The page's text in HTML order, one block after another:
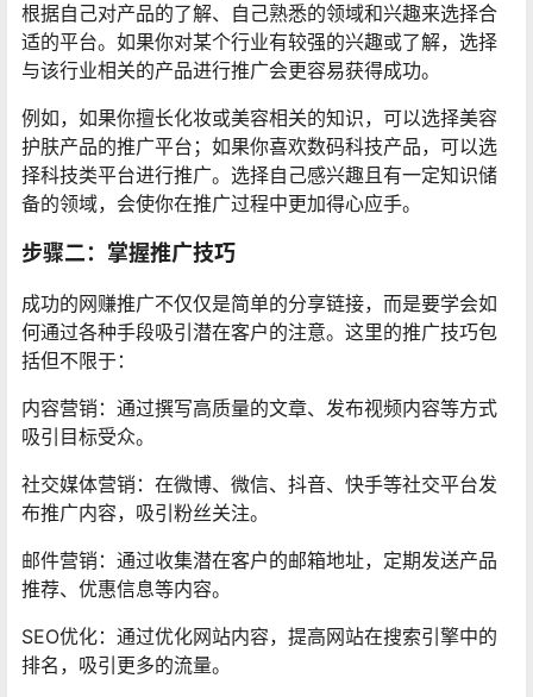
根据自己对产品的了解、自己熟悉的领域和兴趣来选择合
适的平台。如果你对某个行业有较强的兴趣或了解，选择
与该行业相关的产品进行推广会更容易获得成功。
例如，如果你擅长化妆或美容相关的知识，可以选择美容
护肤产品的推广平台；如果你喜欢数码科技产品，可以选
择科技类平台进行推广。选择自己感兴趣且有一定知识储
备的领域，会使你在推广过程中更加得心应手。
步骤二：掌握推广技巧
成功的网赚推广不仅仅是简单的分享链接，而是要学会如
何通过各种手段吸引潜在客户的注意。这里的推广技巧包
括但不限于：
内容营销：通过撰写高质量的文章、发布视频内容等方式
吸引目标受众。
社交媒体营销：在微博、微信、抖音、快手等社交平台发
布推广内容，吸引粉丝关注。
邮件营销：通过收集潜在客户的邮箱地址，定期发送产品
推荐、优惠信息等内容。
SEO优化：通过优化网站内容，提高网站在搜索引擎中的
排名，吸引更多的流量。